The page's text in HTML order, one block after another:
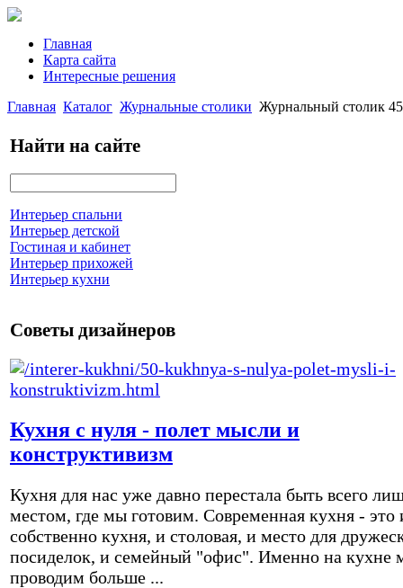
Главная
Карта сайта
Интересные решения
Главная Каталог Журнальные столики Журнальный столик
Найти на сайте
Интерьер спальни
Интерьер детской
Гостиная и кабинет
Интерьер прихожей
Интерьер кухни
Советы дизайнеров
Кухня с нуля - полет мысли и
конструктивизм
Кухня для нас уже давно перестала быть всего
местом, где мы готовим. Современная кухня - это
собственно кухня, и столовая, и место для
посиделок, и семейный "офис". Именно на кухне
проводим больше ...